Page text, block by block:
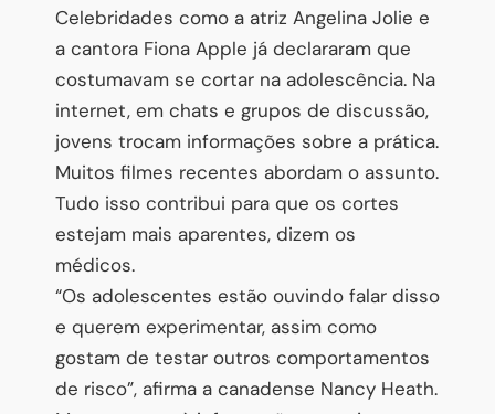
Celebridades como a atriz Angelina Jolie e
a cantora Fiona Apple já declararam que
costumavam se cortar na adolescência. Na
internet, em chats e grupos de discussão,
jovens trocam informações sobre a prática.
Muitos filmes recentes abordam o assunto.
Tudo isso contribui para que os cortes
estejam mais aparentes, dizem os
médicos.
“Os adolescentes estão ouvindo falar disso
e querem experimentar, assim como
gostam de testar outros comportamentos
de risco”, afirma a canadense Nancy Heath.